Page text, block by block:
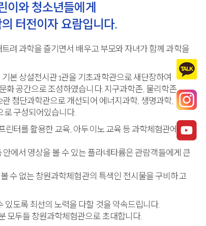
이와 청소년들에게
터전이자 요람입니다.
려 과학을 즐기면서 배우고 부모와 자녀가 함께 과학을
본 상설전시관 1관을 기초과학관으로 새단장하여
화 공간으로 조성하였습니다. 지구과학존, 물리학존,
첨단과학관으로 개선되어 에너지과학, 생명과학,
로 구성되어있습니다.
터를 활용한 교육, 아두이노 교육 등 과학체험관에서
에서 영상을 볼 수 있는 플라네타륨은 관람객들에게 큰
수 없는 창원과학체험관의 특색인 전시물을 구비하고
도록 최선의 노력을 다할 것을 약속드립니다.
모두들 창원과학체험관으로 초대합니다.